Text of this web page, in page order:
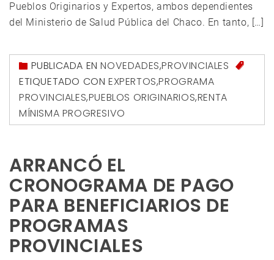
Pueblos Originarios y Expertos, ambos dependientes
del Ministerio de Salud Pública del Chaco. En tanto, […]
PUBLICADA ENNOVEDADES,PROVINCIALES
ETIQUETADO CON EXPERTOS,PROGRAMA
PROVINCIALES,PUEBLOS ORIGINARIOS,RENTA
MÍNISMA PROGRESIVO
ARRANCÓ EL
CRONOGRAMA DE PAGO
PARA BENEFICIARIOS DE
PROGRAMAS
PROVINCIALES